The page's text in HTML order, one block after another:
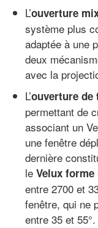
L’ouverture
système plus
adaptée à une
deux
avec la
L’ouverture de
permettant de
associant un
une fenêtre
dernière
le Velux
entre 2700 et
fenêtre, qui ne
entre 35 et 55°.